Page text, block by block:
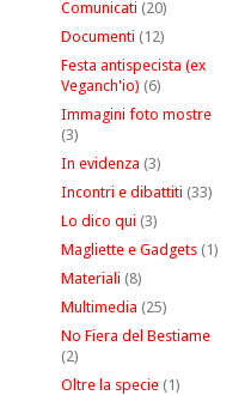
Comunicati (20)
Documenti (12)
Festa antispecista (ex
Veganch'io) (6)
Immagini foto mostre
(3)
In evidenza (3)
Incontri e dibattiti (33)
Lo dico qui (3)
Magliette e Gadgets(1)
Materiali (8)
Multimedia (25)
No Fiera del Bestiame
(2)
Oltre la specie(1)